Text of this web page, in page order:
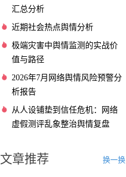
汇总分析
近期社会热点舆情分析
极端灾害中舆情监测的实战价
值与路径
2026年7月网络舆情风险预警分
析报告
从人设铺垫到信任危机：网络
虚假测评乱象整治舆情复盘
文章推荐 换一换